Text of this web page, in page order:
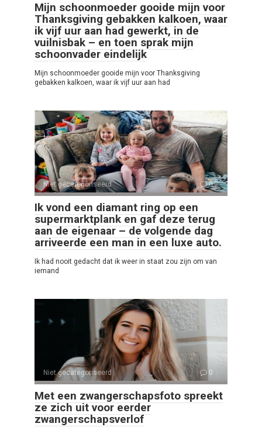
Mijn schoonmoeder gooide mijn voor
Thanksgiving gebakken kalkoen, waar
ik vijf uur aan had gewerkt, in de
vuilnisbak – en toen sprak mijn
schoonvader eindelijk
Mijn schoonmoeder gooide mijn voor Thanksgiving
gebakken kalkoen, waar ik vijf uur aan had
Niet gecategoriseerd 0
Ik vond een diamant ring op een
supermarktplank en gaf deze terug
aan de eigenaar – de volgende dag
arriveerde een man in een luxe auto.
Ik had nooit gedacht dat ik weer in staat zou zijn om van
iemand
Niet gecategoriseerd 0
Met een zwangerschapsfoto spreekt
ze zich uit voor eerder
zwangerschapsverlof